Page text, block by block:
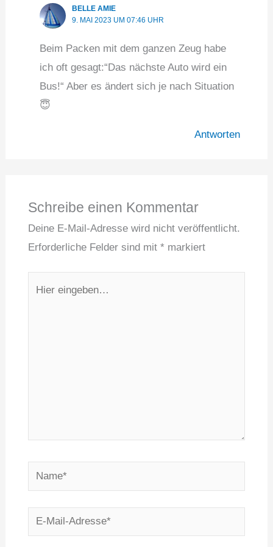
BELLE AMIE
9. MAI 2023 UM 07:46 UHR
Beim Packen mit dem ganzen Zeug habe
ich oft gesagt:“Das nächste Auto wird ein
Bus!“ Aber es ändert sich je nach Situation
😇
Antworten
Schreibe einen Kommentar
Deine E-Mail-Adresse wird nicht veröffentlicht.
Erforderliche Felder sind mit * markiert
eingeben…
Name*
E-
Mail-